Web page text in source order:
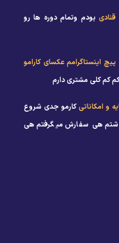
بودم وتمام دوره ها رو
پیچ اینستاگرامم عکسای کارامو
کم کلی مشتری دارم
و امکاناتیکارمو جدی شروع
داشتم هی سفارش میگرفتم هی